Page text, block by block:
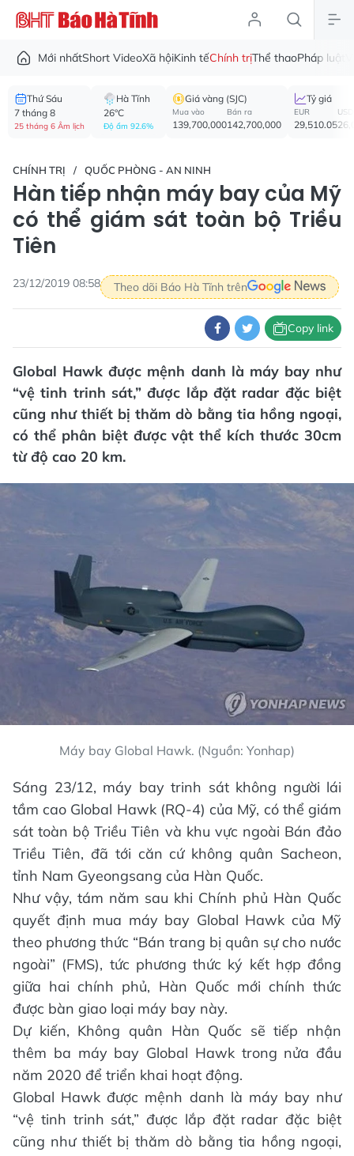
Mới nhấtShort VideoXã hộiKinh tếChính trịThể thaoPháp luật
Thứ Sáu
7 tháng 8
25 tháng 6 Âm lịch
Hà Tĩnh
26°C
Độ ẩm 92.6%
Giá vàng (SJC)
Mua vào
139,700,000
Bán ra
142,700,000
Tỷ giá
EUR
29,510.05
USD
CHÍNH TRỊ QUỐC PHÒNG - AN NINH
Hàn tiếp nhận máy bay của Mỹ
có thể giám sát toàn bộ Triều
Tiên
23/12/2019 08:58 Theo dõi Báo Hà Tĩnh trên
Copy link
Global Hawk được mệnh danh là máy bay như
“vệ tinh trinh sát,” được lắp đặt radar đặc biệt
cũng như thiết bị thăm dò bằng tia hồng ngoại,
có thể phân biệt được vật thể kích thước 30cm
từ độ cao 20 km.
Máy bay Global Hawk. (Nguồn: Yonhap)
Sáng 23/12, máy bay trinh sát không người lái
tầm cao Global Hawk (RQ-4) của Mỹ, có thể giám
sát toàn bộ Triều Tiên và khu vực ngoài Bán đảo
Triều Tiên, đã tới căn cứ không quân Sacheon,
tỉnh Nam Gyeongsang của Hàn Quốc.
Như vậy, tám năm sau khi Chính phủ Hàn Quốc
quyết định mua máy bay Global Hawk của Mỹ
theo phương thức “Bán trang bị quân sự cho nước
ngoài” (FMS), tức phương thức ký kết hợp đồng
giữa hai chính phủ, Hàn Quốc mới chính thức
được bàn giao loại máy bay này.
Dự kiến, Không quân Hàn Quốc sẽ tiếp nhận
thêm ba máy bay Global Hawk trong nửa đầu
năm 2020 để triển khai hoạt động.
Global Hawk được mệnh danh là máy bay như
“vệ tinh trinh sát,” được lắp đặt radar đặc biệt
cũng như thiết bị thăm dò bằng tia hồng ngoại,